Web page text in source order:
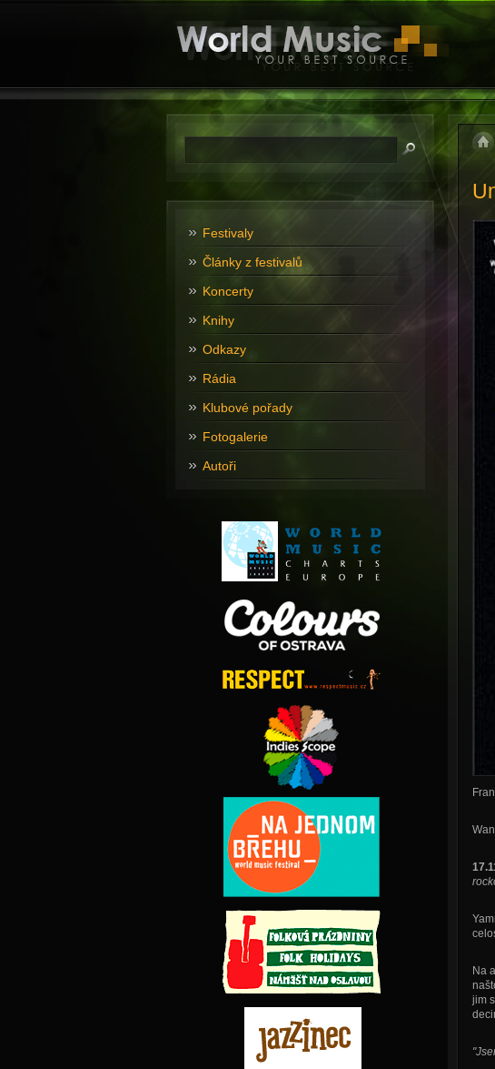
Na
jim
Festivaly
Články z festivalů
Koncerty
Knihy
Odkazy
Rádia
Klubové pořady
Fotogalerie
Autoři